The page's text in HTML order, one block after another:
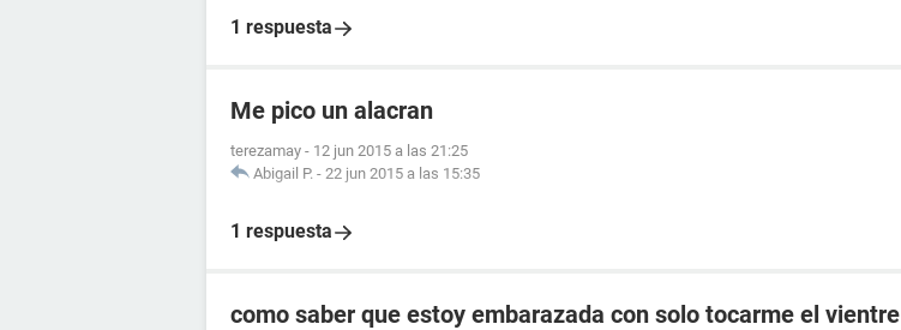
1 respuesta
Me pico un alacran
terezamay - 12 jun 2015 a las 21:25
Abigail P. - 22 jun 2015 a las 15:35
1 respuesta
como saber que estoy embarazada con solo tocarme el vientre